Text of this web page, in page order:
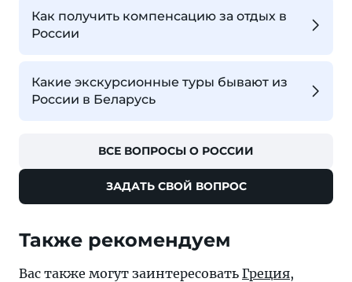
Как получить компенсацию за отдых в
России
Какие экскурсионные туры бывают из
России в Беларусь
ВСЕ ВОПРОСЫ О РОССИИ
ЗАДАТЬ СВОЙ ВОПРОС
Также рекомендуем
Вас также могут заинтересовать Греция,